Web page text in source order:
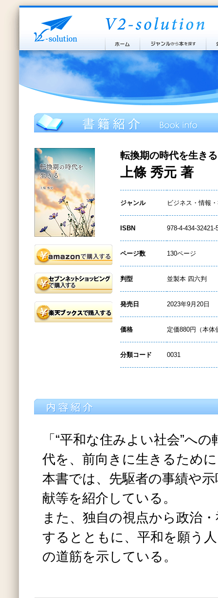
転換期の時代を生きる
上條 秀元 著
ジャンル ビジネス・情報
ISBN 978-4-434-32421-
ページ数 130ページ
判型 並製本 四六判
発売日 2023年9月20日
価格 定価880円（本体
分類コード 0031
「“平和な住みよい社会”へ
代を、前向きに生きるため
本書では、先駆者の事績や
献等を紹介している。
また、独自の視点から政治
するとともに、平和を願う
の道筋を示している。